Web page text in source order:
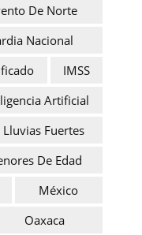
De Norte
Nacional
IMSS
Artificial
Lluvias Fuertes
De Edad
México
Oaxaca